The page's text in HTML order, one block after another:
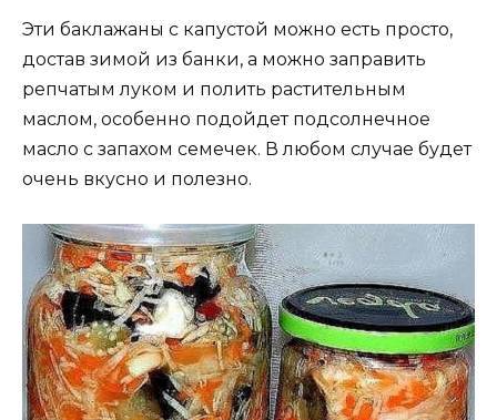
Эти баклажаны с капустой можно есть просто,
достав зимой из банки, а можно заправить
репчатым луком и полить растительным
маслом, особенно подойдет подсолнечное
масло с запахом семечек. В любом случае будет
очень вкусно и полезно.